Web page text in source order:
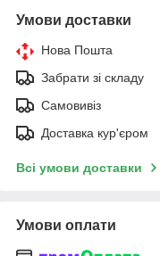
Умови доставки
Нова Пошта
Забрати зі складу
Самовивіз
Доставка кур'єром
Всі умови доставки
Умови оплати